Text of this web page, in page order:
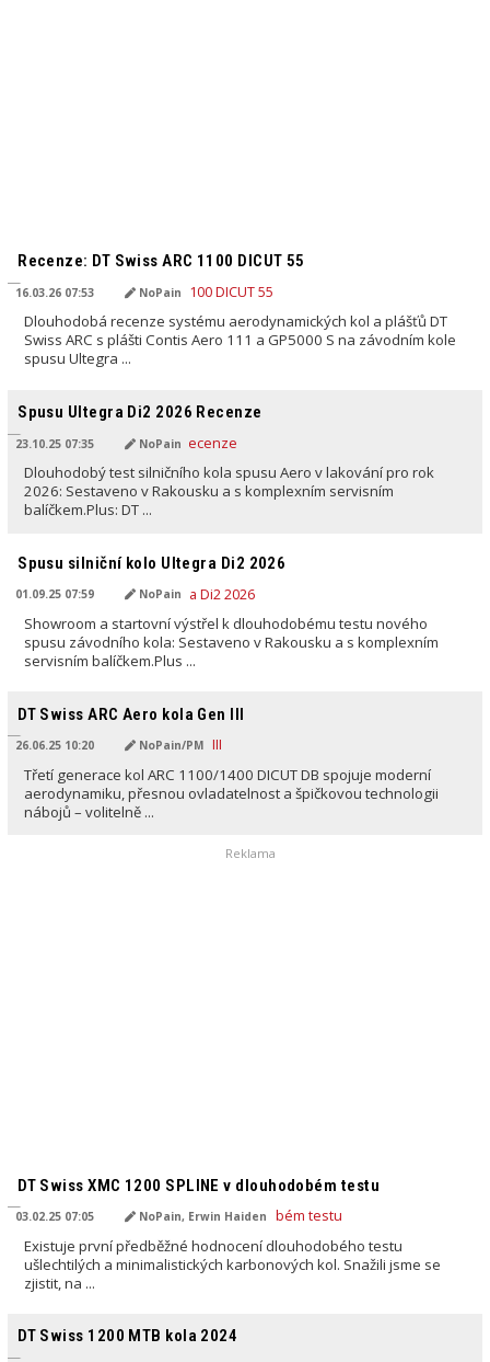
Recenze: DT Swiss ARC 1100 DICUT 55
16.03.26 07:53 NoPain
Dlouhodobá recenze systému aerodynamických kol a plášťů DT
Swiss ARC s plášti Contis Aero 111 a GP5000 S na závodním kole
spusu Ultegra ...
Spusu Ultegra Di2 2026 Recenze
23.10.25 07:35 NoPain
Dlouhodobý test silničního kola spusu Aero v lakování pro rok
2026: Sestaveno v Rakousku a s komplexním servisním
balíčkem.Plus: DT ...
Spusu silniční kolo Ultegra Di2 2026
01.09.25 07:59 NoPain
Showroom a startovní výstřel k dlouhodobému testu nového
spusu závodního kola: Sestaveno v Rakousku a s komplexním
servisním balíčkem.Plus ...
DT Swiss ARC Aero kola Gen III
26.06.25 10:20 NoPain/PM
Třetí generace kol ARC 1100/1400 DICUT DB spojuje moderní
aerodynamiku, přesnou ovladatelnost a špičkovou technologii
nábojů – volitelně ...
Reklama
DT Swiss XMC 1200 SPLINE v dlouhodobém testu
03.02.25 07:05 NoPain, Erwin Haiden
Existuje první předběžné hodnocení dlouhodobého testu
ušlechtilých a minimalistických karbonových kol. Snažili jsme se
zjistit, na ...
DT Swiss 1200 MTB kola 2024